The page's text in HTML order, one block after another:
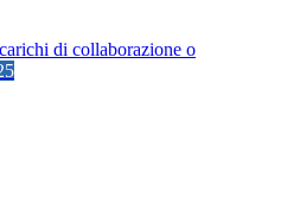
di collaborazione o